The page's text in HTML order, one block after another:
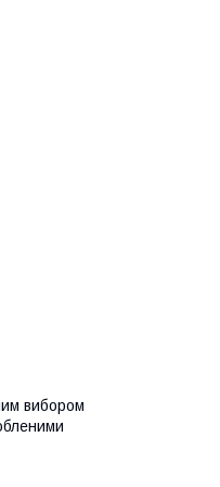
вибором